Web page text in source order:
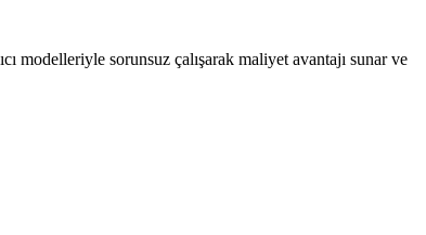
modelleriyle sorunsuz çalışarak maliyet avantajı sunar ve